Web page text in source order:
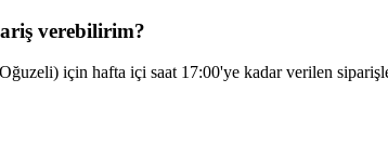
verebilirim?
için hafta içi saat 17:00'ye kadar verilen